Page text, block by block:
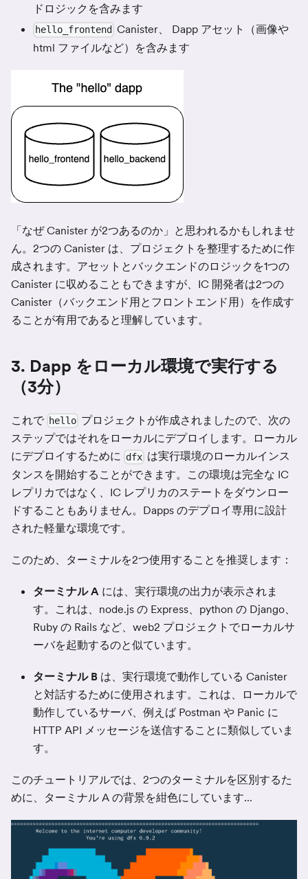
ドロジックを含みます
hello_frontend Canister、 Dapp アセット（画像や
html ファイルなど）を含みます
「なぜ Canister が2つあるのか」と思われるかもしれませ
ん。2つの Canister は、プロジェクトを整理するために作
成されます。アセットとバックエンドのロジックを1つの
Canister に収めることもできますが、IC 開発者は2つの
Canister（バックエンド用とフロントエンド用）を作成す
ることが有用であると理解しています。
3. Dapp をローカル環境で実行する
（3分）
これで hello プロジェクトが作成されましたので、次の
ステップではそれをローカルにデプロイします。ローカル
にデプロイするために dfx は実行環境のローカルインス
タンスを開始することができます。この環境は完全な IC
レプリカではなく、IC レプリカのステートをダウンロー
ドすることもありません。Dapps のデプロイ専用に設計
された軽量な環境です。
このため、ターミナルを2つ使用することを推奨します：
ターミナル A には、実行環境の出力が表示されま
す。これは、node.js の Express、python の Django、
Ruby の Rails など、web2 プロジェクトでローカルサ
ーバを起動するのと似ています。
ターミナル B は、実行環境で動作している Canister
と対話するために使用されます。これは、ローカルで
動作しているサーバ、例えば Postman や Panic に
HTTP API メッセージを送信することに類似していま
す。
このチュートリアルでは、2つのターミナルを区別するた
めに、ターミナル A の背景を紺色にしています...